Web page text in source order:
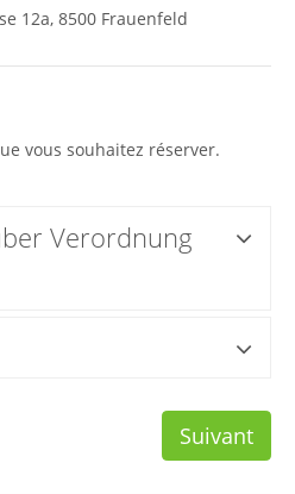
12a, 8500 Frauenfeld
vous souhaitez réserver.
Verordnung
Suivant